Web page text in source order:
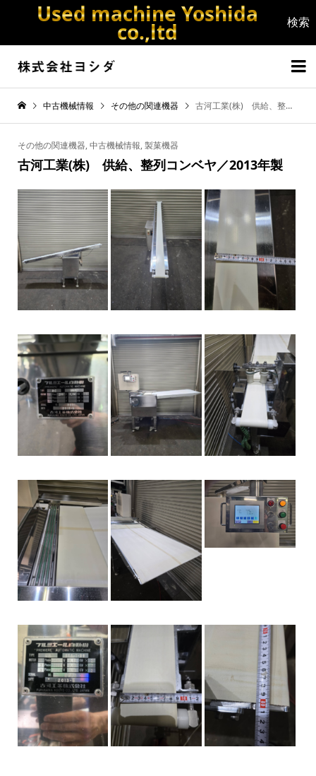
Used machine Yoshida
co.,ltd


中古機械情報 その他の関連機器 古河工業(株) 供給、整列コンベヤ／2013年製
その他の関連機器,中古機械情報,製菓機器
古河工業(株) 供給、整列コンベヤ／2013年製